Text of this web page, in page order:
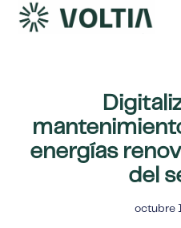
energías
del
octubre